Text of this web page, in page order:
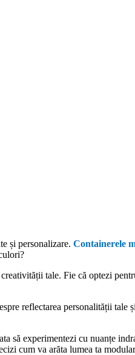
și personalizare. Containerele
tale. Fie că optezi
reflectarea personalității
să experimentezi cu nuanțe
cum va arăta lumea ta